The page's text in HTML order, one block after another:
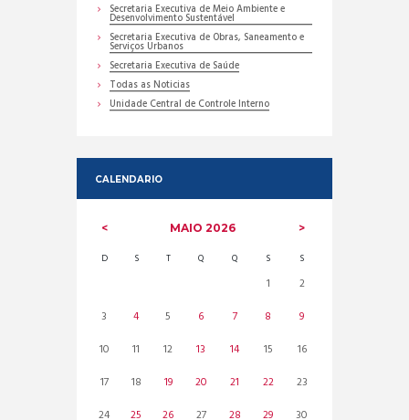
Secretaria Executiva de Meio Ambiente e
Desenvolvimento Sustentável
Secretaria Executiva de Obras, Saneamento e
Serviços Urbanos
Secretaria Executiva de Saúde
Todas as Noticias
Unidade Central de Controle Interno
CALENDARIO
MAIO 2026
D S T Q Q S S
1
2
3
4 5 6 7 8
9
10
11 12 13 14 15
16
17
18 19 20 21 22
23
24
25 26 27 28 29 30